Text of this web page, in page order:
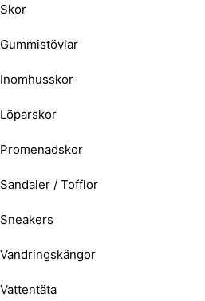
Skor
Gummistövlar
Inomhusskor
Löparskor
Promenadskor
Sandaler / Tofflor
Sneakers
Vandringskängor
Vattentäta